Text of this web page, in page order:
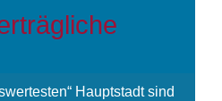
Hauptstadt sind